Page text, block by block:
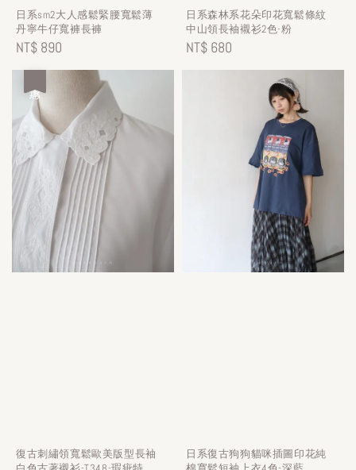
日系sm2大人感鬆緊腰寬鬆薄
丹寧牛仔寬褲長褲
Regular
price
NT$ 890
日系森林系花朵印花寬鬆條紋
中山領長袖襯衫2色-粉
Regular
NT$ 680
復古刺繡領寬鬆歐美版型長袖
日系復古狗狗貓咪插圖印花純